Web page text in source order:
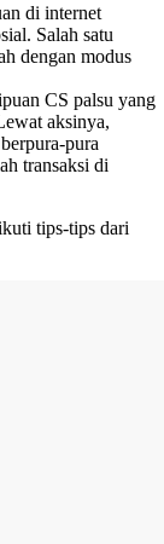
di internet
Salah satu
dengan modus
CS palsu yang
aksinya,
pura
transaksi di
tips-tips dari